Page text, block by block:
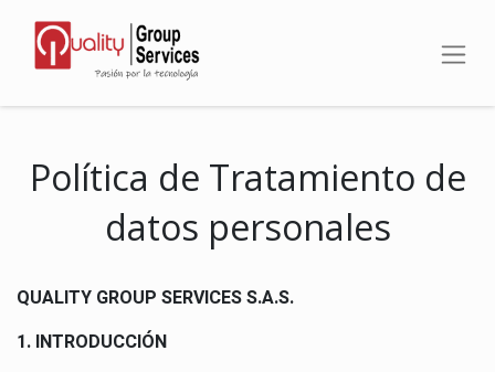
Política de Tratamiento de
datos personales
QUALITY GROUP SERVICES S.A.S.
1. INTRODUCCIÓN